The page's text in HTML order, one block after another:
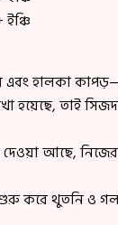
এবং হালকা
হয়েছে, তাই
দেওয়া আছে,
করে থুতনি ও গলা